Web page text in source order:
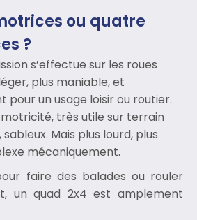
ou quatre
?
s’effectue sur les roues
plus maniable, et
pour un usage loisir ou routier.
très utile sur terrain
Mais plus lourd, plus
mécaniquement.
faire des balades ou rouler
un quad 2x4 est amplement